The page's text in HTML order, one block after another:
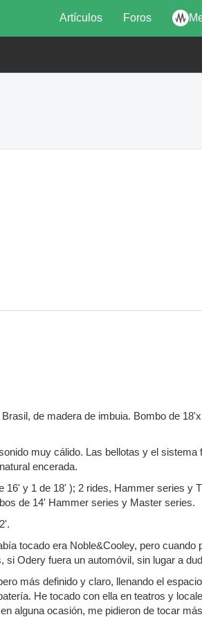
Artículos Foros
de madera de imbuia. Bombo de
muy cálido. Las bellotas y el
encerada.
16' y 1 de 18' ); 2 rides, Hammer series y
de 14' Hammer series y Master series.
tocado era Noble&Cooley, pero
si Odery fuera un automóvil, sin lugar a
más definido y claro, llenando el
He tocado con ella en teatros y
alguna ocasión, me pidieron de tocar